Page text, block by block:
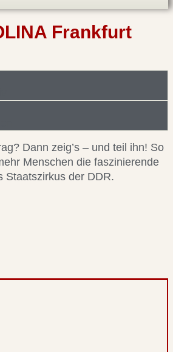
Frankfurt
Dann zeig’s – und teil ihn! So
Menschen die faszinierende
Staatszirkus der DDR.